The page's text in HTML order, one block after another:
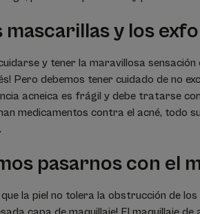
mascarillas y los
y tener la maravillosa
Pero debemos tener cuidado de no
acneica es frágil y debe tratarse
medicamentos contra el acné, todo
pasarnos con el
que la piel no tolera la obstrucción de